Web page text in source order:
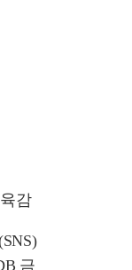
감
금